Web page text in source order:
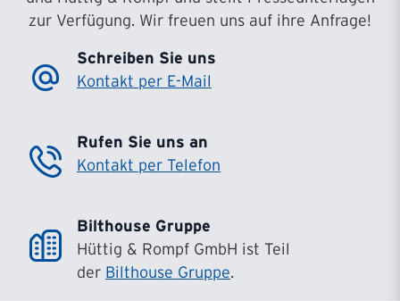
zur Verfügung. Wir freuen uns auf ihre Anfrage!
Schreiben Sie uns
Kontakt per E-Mail
Rufen Sie uns an
Kontakt per Telefon
Bilthouse Gruppe
Hüttig & Rompf GmbH ist Teil
der Bilthouse Gruppe.